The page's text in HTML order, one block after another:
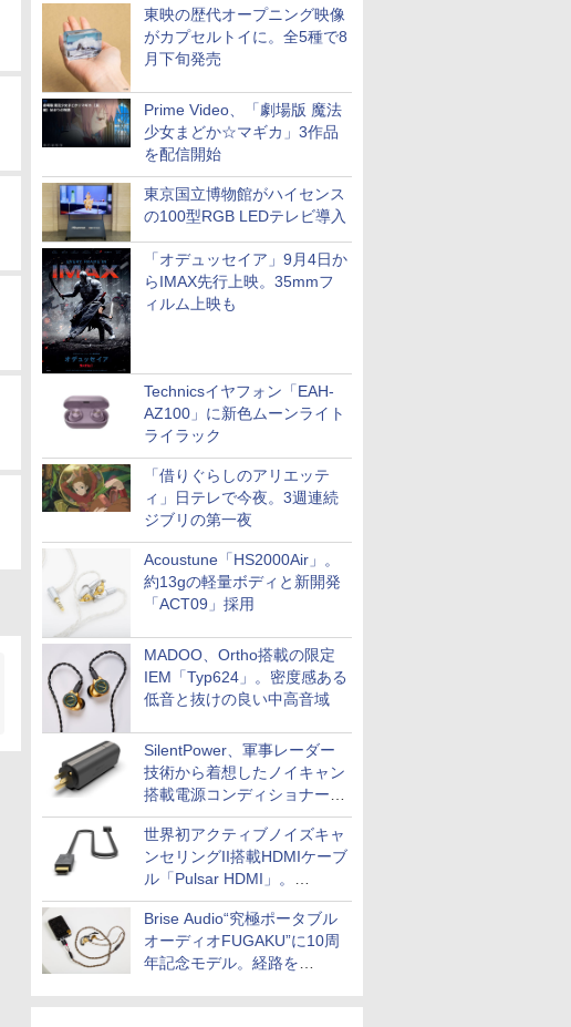
東映の歴代オープニング映像
がカプセルトイに。全5種で8
月下旬発売
Prime Video、「劇場版 魔法
少女まどか☆マギカ」3作品
を配信開始
東京国立博物館がハイセンス
の100型RGB LEDテレビ導入
「オデュッセイア」9月4日か
らIMAX先行上映。35mmフ
ィルム上映も
Technicsイヤフォン「EAH-
AZ100」に新色ムーンライト
ライラック
「借りぐらしのアリエッテ
ィ」日テレで今夜。3週連続
ジブリの第一夜
Acoustune「HS2000Air」。
約13gの軽量ボディと新開発
「ACT09」採用
MADOO、Ortho搭載の限定
IEM「Typ624」。密度感ある
低音と抜けの良い中高音域
SilentPower、軍事レーダー
技術から着想したノイキャン
搭載電源コンディショナー
「AC iPurifier2」
世界初アクティブノイズキャ
ンセリングII搭載HDMIケーブ
ル「Pulsar HDMI」。
SilentPowerから
Brise Audio“究極ポータブル
オーディオFUGAKU”に10周
年記念モデル。経路を